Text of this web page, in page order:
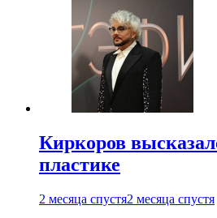
Киркоров
пластике
2 месяца спустя2 месяца спустя